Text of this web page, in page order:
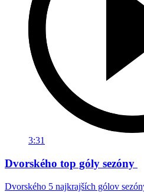
3:31
Dvorského top góly sezóny
Dvorského 5 najkrajších gólov